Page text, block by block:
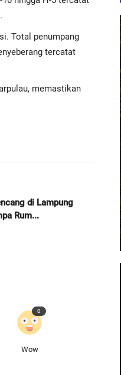
Total penumpang
tercatat
memastikan
di Lampung
Rum...
Wow
0